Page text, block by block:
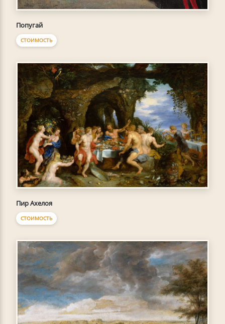
Попугай
СТОИМОСТЬ
Пир Ахелоя
СТОИМОСТЬ